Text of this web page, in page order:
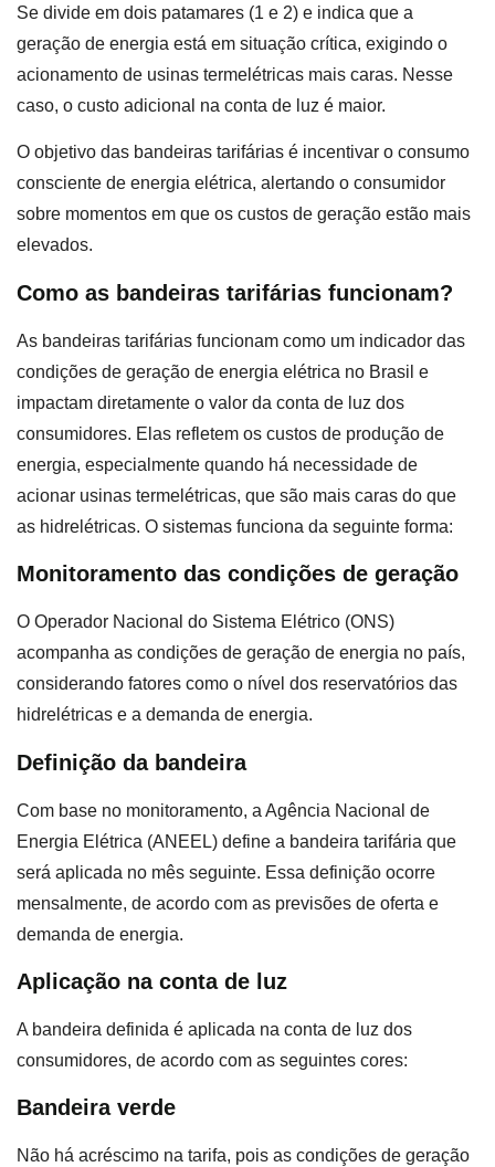
Se divide em dois patamares (1 e 2) e indica que a
geração de energia está em situação crítica, exigindo o
acionamento de usinas termelétricas mais caras. Nesse
caso, o custo adicional na conta de luz é maior.
O objetivo das bandeiras tarifárias é incentivar o consumo
consciente de energia elétrica, alertando o consumidor
sobre momentos em que os custos de geração estão mais
elevados.
Como as bandeiras tarifárias funcionam?
As bandeiras tarifárias funcionam como um indicador das
condições de geração de energia elétrica no Brasil e
impactam diretamente o valor da conta de luz dos
consumidores. Elas refletem os custos de produção de
energia, especialmente quando há necessidade de
acionar usinas termelétricas, que são mais caras do que
as hidrelétricas. O sistemas funciona da seguinte forma:
Monitoramento das condições de geração
O Operador Nacional do Sistema Elétrico (ONS)
acompanha as condições de geração de energia no país,
considerando fatores como o nível dos reservatórios das
hidrelétricas e a demanda de energia.
Definição da bandeira
Com base no monitoramento, a Agência Nacional de
Energia Elétrica (ANEEL) define a bandeira tarifária que
será aplicada no mês seguinte. Essa definição ocorre
mensalmente, de acordo com as previsões de oferta e
demanda de energia.
Aplicação na conta de luz
A bandeira definida é aplicada na conta de luz dos
consumidores, de acordo com as seguintes cores:
Bandeira verde
Não há acréscimo na tarifa, pois as condições de geração